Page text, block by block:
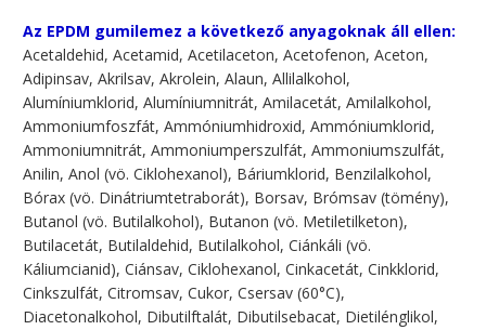
Az EPDM gumilemez a következő anyagoknak áll ellen:
Acetaldehid, Acetamid, Acetilaceton, Acetofenon, Aceton,
Adipinsav, Akrilsav, Akrolein, Alaun, Allilalkohol,
Alumíniumklorid, Alumíniumnitrát, Amilacetát, Amilalkohol,
Ammoniumfoszfát, Ammóniumhidroxid, Ammóniumklorid,
Ammoniumnitrát, Ammoniumperszulfát, Ammoniumszulfát,
Anilin, Anol (vö. Ciklohexanol), Báriumklorid, Benzilalkohol,
Bórax (vö. Dinátriumtetraborát), Borsav, Brómsav (tömény),
Butanol (vö. Butilalkohol), Butanon (vö. Metiletilketon),
Butilacetát, Butilaldehid, Butilalkohol, Ciánkáli (vö.
Káliumcianid), Ciánsav, Ciklohexanol, Cinkacetát, Cinkklorid,
Cinkszulfát, Citromsav, Cukor, Csersav (60°C),
Diacetonalkohol, Dibutilftalát, Dibutilsebacat, Dietilénglikol,